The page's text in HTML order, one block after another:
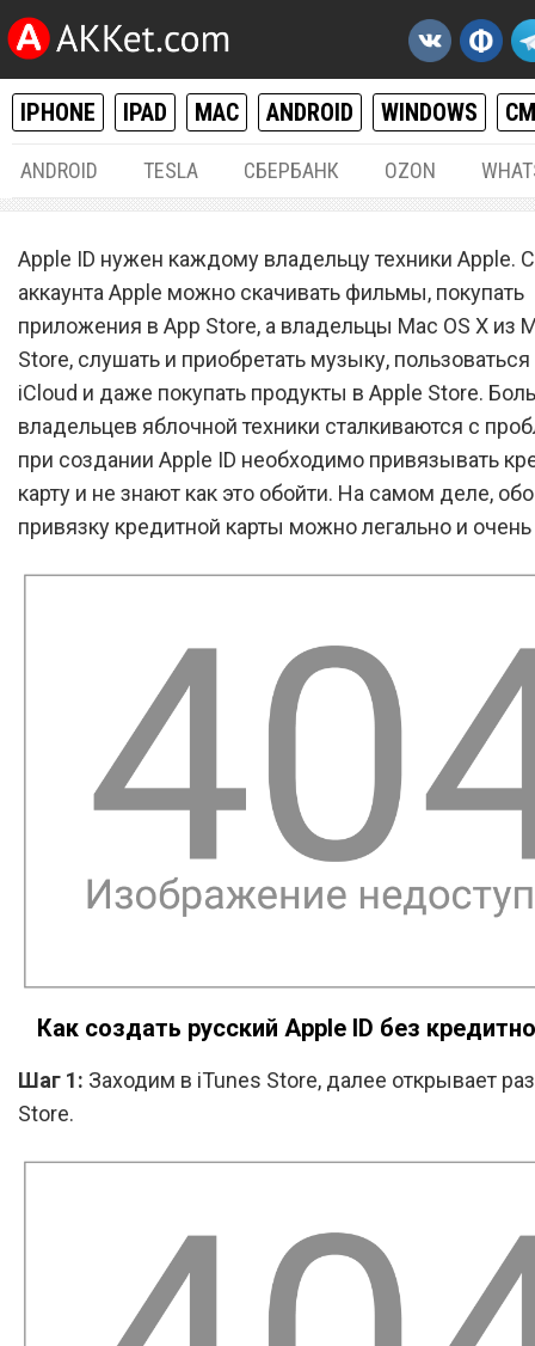
IPHONE IPAD MAC ANDROID WINDOWS
ANDROID TESLA СБЕРБАНК OZON
Как создать российский
ID без кредитной карты
Apple ID нужен каждому владельцу техники Apple.
аккаунта Apple можно скачивать фильмы, покупать
приложения в App Store, а владельцы Mac OS X из
Store, слушать и приобретать музыку,
iCloud и даже покупать продукты в Apple Store.
владельцев яблочной техники сталкиваются с
при создании Apple ID необходимо привязывать
карту и не знают как это обойти. На самом деле,
привязку кредитной карты можно легально и очень
Как создать русский Apple ID без
Шаг 1: Заходим в iTunes Store, далее открывает
Store.